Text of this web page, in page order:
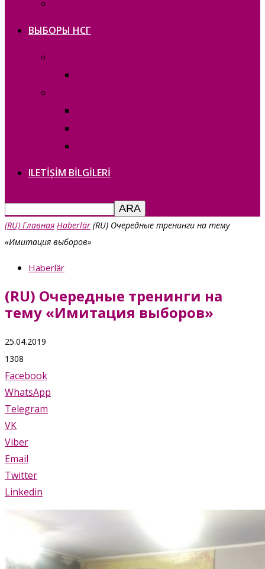
ВЫБОРЫ НСГ
ILETIȘIM BILGILERI
(RU) Главная Haberlär (RU) Очередные тренинги на тему
«Имитация выборов»
Haberlär
(RU) Очередные тренинги на
тему «Имитация выборов»
25.04.2019
1308
Facebook
WhatsApp
Telegram
VK
Viber
Email
Twitter
Linkedin